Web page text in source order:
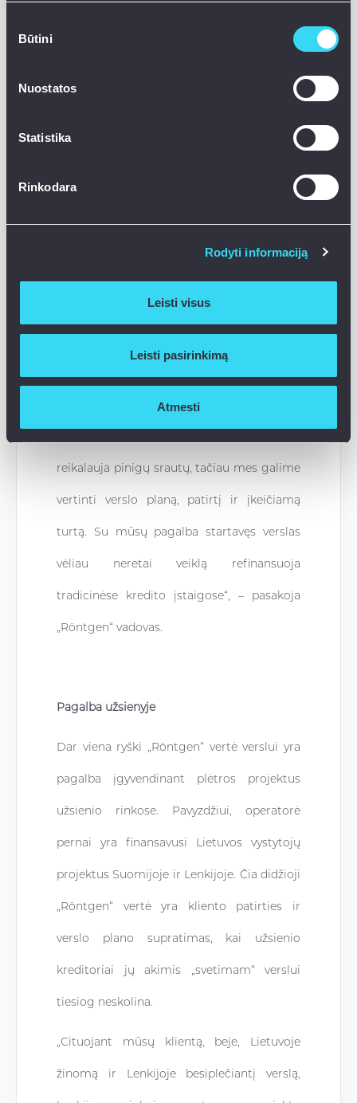
pasirinkimas
Būtini
Nuostatos
Statistika
Rinkodara
Rodyti informaciją
Leisti visus
Leisti pasirinkimą
Atmesti
„Röntgen“ vardas yra siejamas su
daugeliu atvejų finansuoja NT vystymo
verslo projektus. Tačiau M. Stankevičius
užtikrinimo priemone.
remonto projektus. Verslams padedame
reikalauja pinigų srautų, tačiau mes galime
vertinti verslo planą, patirtį ir įkeičiamą
turtą. Su mūsų pagalba startavęs verslas
vėliau neretai veiklą refinansuoja
tradicinėse kredito įstaigose“, – pasakoja
„Röntgen“ vadovas.
Pagalba užsienyje
Dar viena ryški „Röntgen“ vertė verslui yra
pagalba įgyvendinant plėtros projektus
užsienio rinkose. Pavyzdžiui, operatorė
pernai yra finansavusi Lietuvos vystytojų
projektus Suomijoje ir Lenkijoje. Čia didžioji
„Röntgen“ vertė yra kliento patirties ir
verslo plano supratimas, kai užsienio
kreditoriai jų akimis „svetimam“ verslui
tiesiog neskolina.
„Cituojant mūsų klientą, beje, Lietuvoje
žinomą ir Lenkijoje besiplečiantį verslą,